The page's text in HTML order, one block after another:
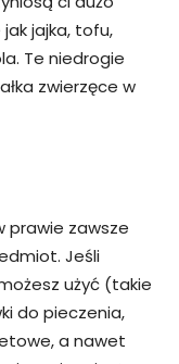
jajka, tofu,
Te niedrogie
zwierzęce w
prawie zawsze
Jeśli
użyć (takie
do pieczenia,
a nawet